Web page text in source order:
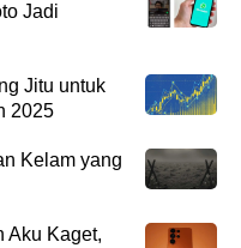
Jadi
Jitu untuk
2025
Kelam yang
Aku Kaget,